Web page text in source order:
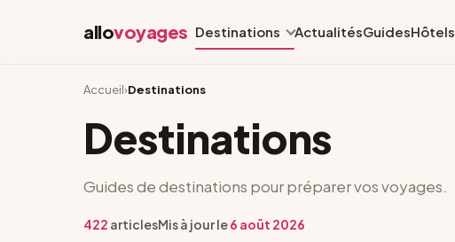
allovoyages Destinations ActualitésGuidesHôtels
Accueil›Destinations
Destinations
Guides de destinations pour préparer vos voyages.
422 articlesMis à jour le6 août 2026